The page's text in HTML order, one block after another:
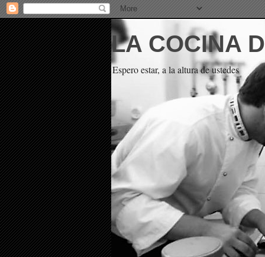
LA COCINA
Espero estar, a la altura de ustedes